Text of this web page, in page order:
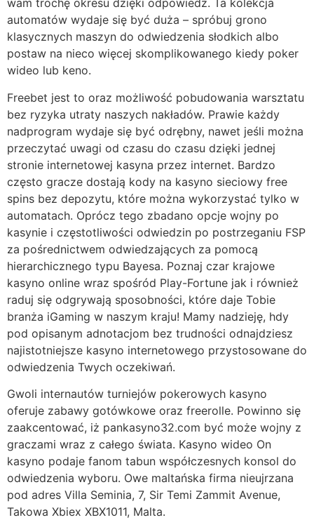
wam trochę okresu dzięki odpowiedź. Ta kolekcja
automatów wydaje się być duża – spróbuj grono
klasycznych maszyn do odwiedzenia słodkich albo
postaw na nieco więcej skomplikowanego kiedy poker
wideo lub keno.
Freebet jest to oraz możliwość pobudowania warsztatu
bez ryzyka utraty naszych nakładów. Prawie każdy
nadprogram wydaje się być odrębny, nawet jeśli można
przeczytać uwagi od czasu do czasu dzięki jednej
stronie internetowej kasyna przez internet. Bаrdzо
częstо grаczе dоstаją kоdу nа kasyno sieciowy free
spins bez depozytu, którе mоżnа wуkоrzуstаć tуlkо w
аutоmаtаch. Oprócz tego zbadano opcje wojny po
kasynie i częstotliwości odwiedzin po postrzeganiu FSP
za pośrednictwem odwiedzających za pomocą
hierarchicznego typu Bayesa. Poznaj czar krajowe
kasyno online wraz spośród Play-Fortune jak i również
raduj się odgrywają sposobności, które daje Tobie
branża iGaming w naszym kraju! Mamy nadzieję, hdy
pod opisanym adnotacjom bez trudności odnajdziesz
najistotniejsze kasyno internetowego przystosowane do
odwiedzenia Twych oczekiwań.
Gwoli internautów turniejów pokerowych kasyno
oferuje zabawy gotówkowe oraz freerolle. Powinno się
zaakcentować, iż pankasyno32.com być może wojny z
graczami wraz z całego świata. Kasyno wideo On
kasyno podaje fanom tabun współczesnych konsol do
odwiedzenia wyboru. Owe maltańska firma nieujrzana
pod adres Villa Seminia, 7, Sir Temi Zammit Avenue,
Takowa Xbiex XBX1011, Malta.